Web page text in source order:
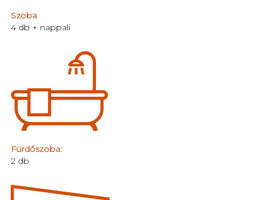
Szoba
4 db + nappali
Fürdőszoba:
2 db